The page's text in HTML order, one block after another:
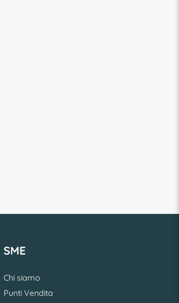
SME
Chi siamo
Punti Vendita